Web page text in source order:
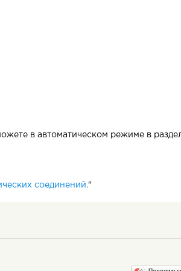
углерода, характерны изогнутые
в автоматическом режиме в
соединений."